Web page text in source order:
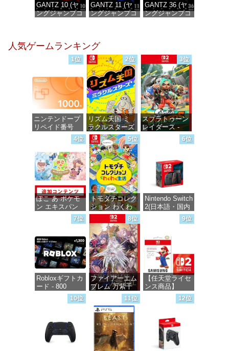
GANTZ 10 (ヤ
ングジャンプコ
価格：¥100
GANTZ 11 (ヤ
ングジャンプコ
GANTZ 36 (ヤ
ングジャンプコ
人気ゲームランキング
1位
ニンテンドープ
リペイド番号
1000円|オンラ
インコード版
価格：¥1,000
2位
リズム天国 ミ
ラクルスターズ
-Switch
価格：¥5,645
3位
スプラトゥーン
レイダース -
4位
ぽこ あ ポケモ
ン エキスパン
ションパス|オン
ラインコード版
価格：¥4,400
5位
トモダチコレク
ション わくわ
く生活 -Switch
価格：¥6,144
6位
Nintendo Switch
2(日本語・国内
7位
Robloxギフトカ
ード - 800
Robux 【限定バ
ーチャルアイテ
ームコード】
ロブロックス |
オンラインコー
8位
ファイアーエム
ブレム 万紫千
紅 -Switch2
価格：¥8,979
9位
【任天堂ライセ
ンス商品】
256GB for
Nintendo Switch
2(サムスン マイ
クロSDエクス
10位 11位 12位